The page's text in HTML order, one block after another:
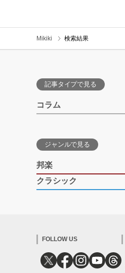
Mikiki 検索結果
記事タイプで見る
コラム
ジャンルで見る
邦楽
クラシック
FOLLOW US